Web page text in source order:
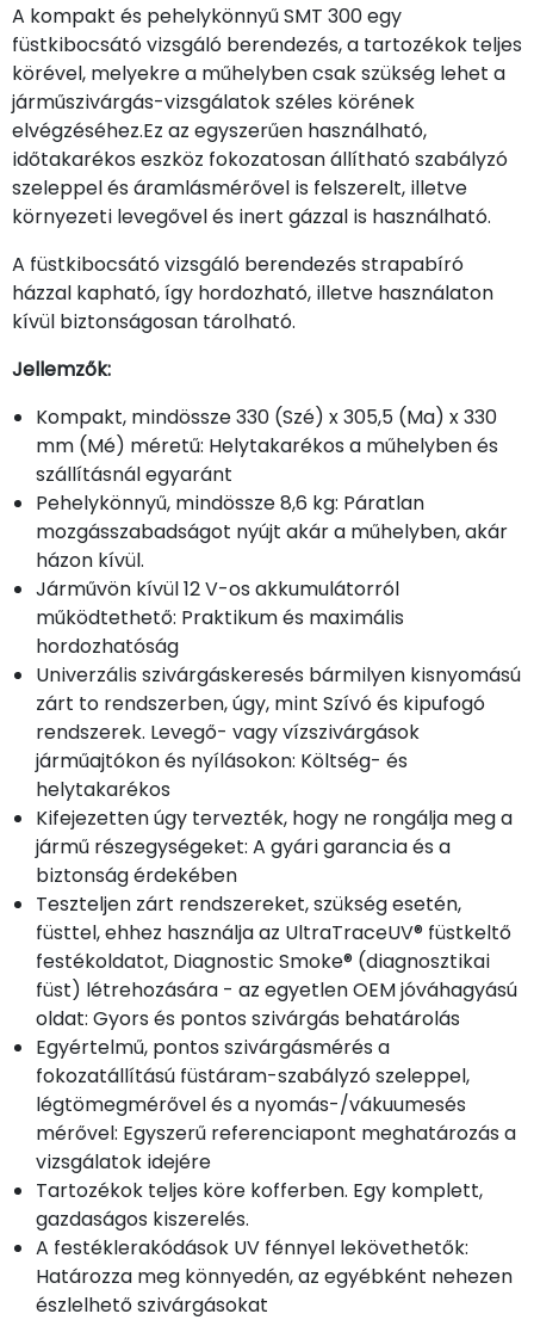
A kompakt és pehelykönnyű SMT 300 egy
füstkibocsátó vizsgáló berendezés, a tartozékok teljes
körével, melyekre a műhelyben csak szükség lehet a
járműszivárgás-vizsgálatok széles körének
elvégzéséhez.Ez az egyszerűen használható,
időtakarékos eszköz fokozatosan állítható szabályzó
szeleppel és áramlásmérővel is felszerelt, illetve
környezeti levegővel és inert gázzal is használható.
A füstkibocsátó vizsgáló berendezés strapabíró
házzal kapható, így hordozható, illetve használaton
kívül biztonságosan tárolható.
Jellemzők:
Kompakt, mindössze 330 (Szé) x 305,5 (Ma) x 330
mm (Mé) méretű: Helytakarékos a műhelyben és
szállításnál egyaránt
Pehelykönnyű, mindössze 8,6 kg: Páratlan
mozgásszabadságot nyújt akár a műhelyben, akár
házon kívül.
Járművön kívül 12 V-os akkumulátorról
működtethető: Praktikum és maximális
hordozhatóság
Univerzális szivárgáskeresés bármilyen kisnyomású
zárt to rendszerben, úgy, mint Szívó és kipufogó
rendszerek. Levegő- vagy vízszivárgások
járműajtókon és nyílásokon: Költség- és
helytakarékos
Kifejezetten úgy tervezték, hogy ne rongálja meg a
jármű részegységeket: A gyári garancia és a
biztonság érdekében
Teszteljen zárt rendszereket, szükség esetén,
füsttel, ehhez használja az UltraTraceUV® füstkeltő
festékoldatot, Diagnostic Smoke® (diagnosztikai
füst) létrehozására - az egyetlen OEM jóváhagyású
oldat: Gyors és pontos szivárgás behatárolás
Egyértelmű, pontos szivárgásmérés a
fokozatállítású füstáram-szabályzó szeleppel,
légtömegmérővel és a nyomás-/vákuumesés
mérővel: Egyszerű referenciapont meghatározás a
vizsgálatok idejére
Tartozékok teljes köre kofferben. Egy komplett,
gazdaságos kiszerelés.
A festéklerakódások UV fénnyel lekövethetők:
Határozza meg könnyedén, az egyébként nehezen
észlelhető szivárgásokat